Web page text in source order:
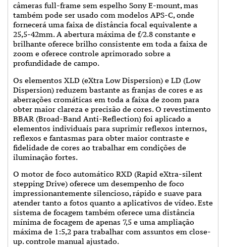
câmeras full-frame sem espelho Sony E-mount, mas
também pode ser usado com modelos APS-C, onde
fornecerá uma faixa de distância focal equivalente a
25,5-42mm. A abertura máxima de f/2.8 constante e
brilhante oferece brilho consistente em toda a faixa de
zoom e oferece controle aprimorado sobre a
profundidade de campo.
Os elementos XLD (eXtra Low Dispersion) e LD (Low
Dispersion) reduzem bastante as franjas de cores e as
aberrações cromáticas em toda a faixa de zoom para
obter maior clareza e precisão de cores. O revestimento
BBAR (Broad-Band Anti-Reflection) foi aplicado a
elementos individuais para suprimir reflexos internos,
reflexos e fantasmas para obter maior contraste e
fidelidade de cores ao trabalhar em condições de
iluminação fortes.
O motor de foco automático RXD (Rapid eXtra-silent
stepping Drive) oferece um desempenho de foco
impressionantemente silencioso, rápido e suave para
atender tanto a fotos quanto a aplicativos de vídeo. Este
sistema de focagem também oferece uma distância
mínima de focagem de apenas 7,5 e uma ampliação
máxima de 1:5,2 para trabalhar com assuntos em close-
up. controle manual ajustado.